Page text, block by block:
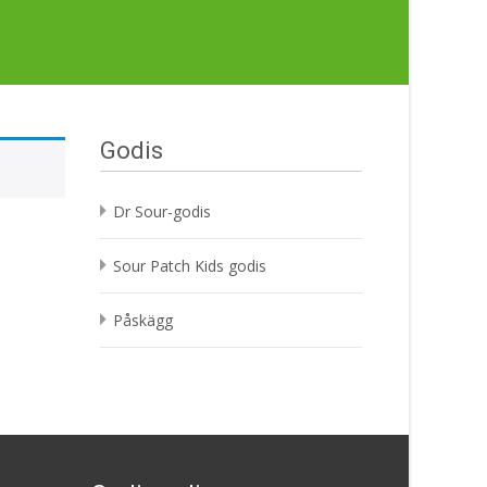
Godis
Dr Sour-godis
Sour Patch Kids godis
Påskägg